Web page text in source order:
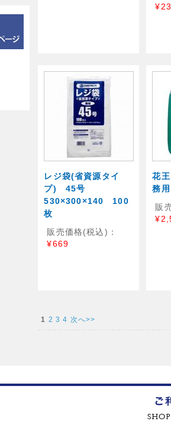
レジ袋(省資源タイ
プ) 45号
530×300×140 100
枚
販売価格(税込)：
¥669
花
務
販
1 2 3 4 次へ>>